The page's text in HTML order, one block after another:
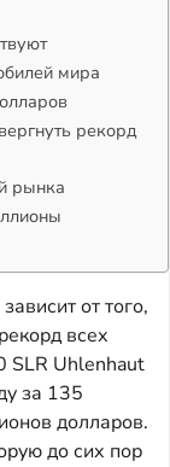
мира
рекорд
рынка
от того,
всех
SLR Uhlenhaut
за 135
долларов.
до сих пор